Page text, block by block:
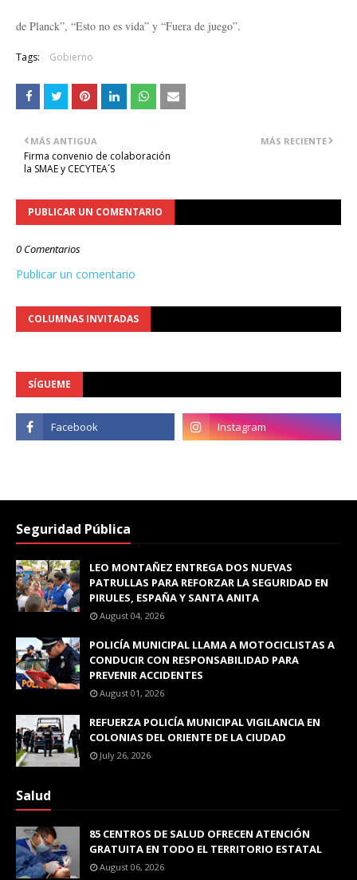
de Planck”, “Esto no es vida” y “Fuera de juego”.
Tags: Gobierno
MÁS RECIENTE
MÁS ANTIGUA
Firma convenio de colaboración
la SMAE y CECYTEA´S
PUBLICAR UN COMENTARIO
0 Comentarios
Publicar un comentario
COLUMNAS INVITADAS
SÍGUEME
Seguridad Pública
LEO MONTAÑEZ ENTREGA DOS NUEVAS
PATRULLAS PARA REFORZAR LA SEGURIDAD EN
PIRULES, ESPAÑA Y SANTA ANITA
August 04, 2026
POLICÍA MUNICIPAL LLAMA A MOTOCICLISTAS A
CONDUCIR CON RESPONSABILIDAD PARA
PREVENIR ACCIDENTES
August 01, 2026
REFUERZA POLICÍA MUNICIPAL VIGILANCIA EN
COLONIAS DEL ORIENTE DE LA CIUDAD
July 26, 2026
Salud
85 CENTROS DE SALUD OFRECEN ATENCIÓN
GRATUITA EN TODO EL TERRITORIO ESTATAL
August 06, 2026